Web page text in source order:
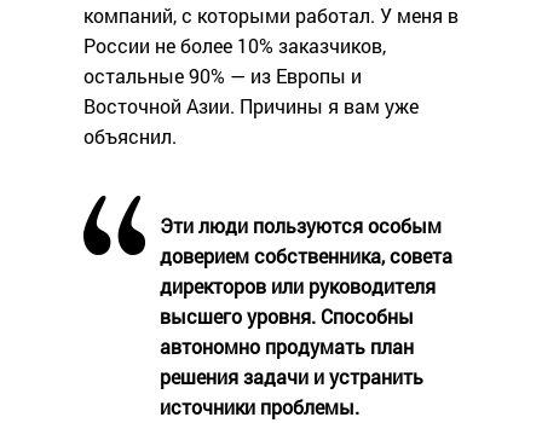
компаний, с которыми работал. У меня в
России не более 10% заказчиков,
остальные 90% — из Европы и
Восточной Азии. Причины я вам уже
объяснил.
Эти люди пользуются особым
доверием собственника, совета
директоров или руководителя
высшего уровня. Способны
автономно продумать план
решения задачи и устранить
источники проблемы.